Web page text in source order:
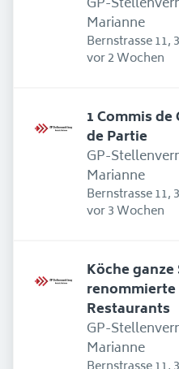
Marianne
Bernstrasse 11,
Erschienen:
vor 2 Wochen
1 Commis
de Partie
GP-
Marianne
Bernstrasse 11,
Erschienen:
vor 3 Wochen
Köche
Restaurants
GP-
Marianne